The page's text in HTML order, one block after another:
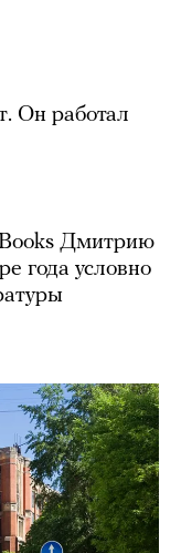
Он работал
Дмитрию
года условно